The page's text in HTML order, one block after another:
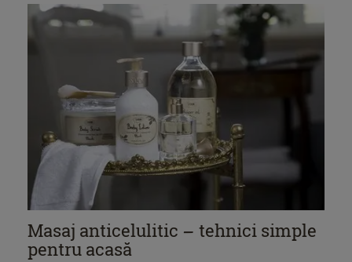
Masaj anticelulitic – tehnici simple
pentru acasă